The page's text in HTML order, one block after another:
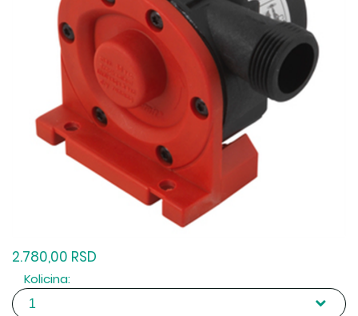
2.780,00 RSD
Kolicina: